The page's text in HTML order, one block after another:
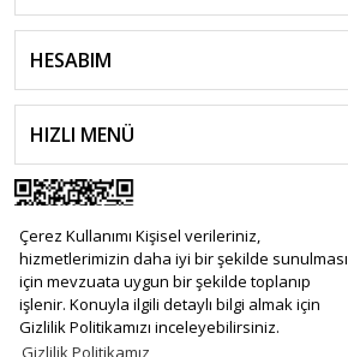
Çerez Kullanımı Kişisel verileriniz,
hizmetlerimizin daha iyi bir şekilde sunulması
için mevzuata uygun bir şekilde toplanıp
işlenir. Konuyla ilgili detaylı bilgi almak için
Gizlilik Politikamızı inceleyebilirsiniz.
HESABIM
HIZLI MENÜ